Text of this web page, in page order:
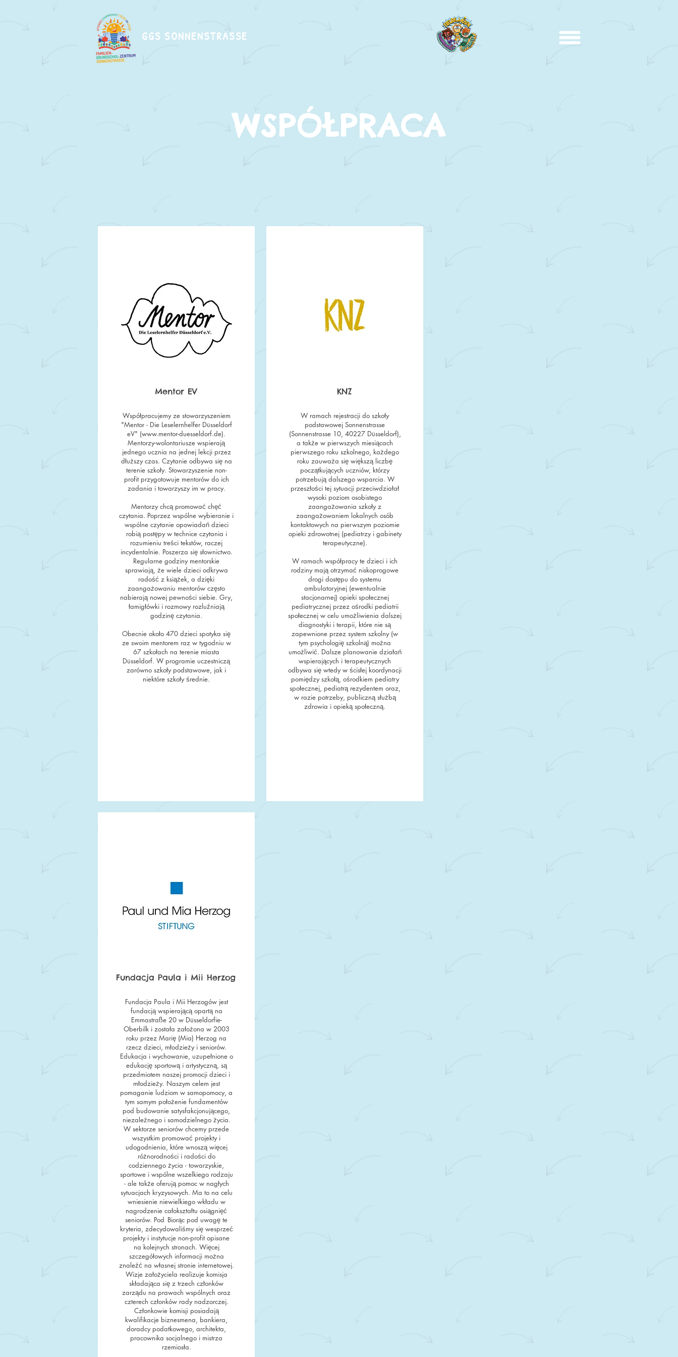
GGS SONNENSTRASSE
WSPÓŁPRACA
Mentor EV
Współpracujemy ze stowarzyszeniem
"Mentor - Die Leselernhelfer Düsseldorf
eV" (www.mentor-duesseldorf.de).
Mentorzy-wolontariusze wspierają
jednego ucznia na jednej lekcji przez
dłuższy czas. Czytanie odbywa się na
terenie szkoły. Stowarzyszenie non-
profit przygotowuje mentorów do ich
zadania i towarzyszy im w pracy.
Mentorzy chcą promować chęć
czytania. Poprzez wspólne wybieranie i
wspólne czytanie opowiadań dzieci
robią postępy w technice czytania i
rozumieniu treści tekstów, raczej
incydentalnie. Poszerza się słownictwo.
Regularne godziny mentorskie
sprawiają, że wiele dzieci odkrywa
radość z książek, a dzięki
zaangażowaniu mentorów często
nabierają nowej pewności siebie. Gry,
łamigłówki i rozmowy rozluźniają
godzinę czytania.
Obecnie około 470 dzieci spotyka się
ze swoim mentorem raz w tygodniu w
67 szkołach na terenie miasta
Düsseldorf. W programie uczestniczą
zarówno szkoły podstawowe, jak i
niektóre szkoły średnie.
KNZ
W ramach rejestracji do szkoły
podstawowej Sonnenstrasse
(Sonnenstrasse 10, 40227 Düsseldorf),
a także w pierwszych miesiącach
pierwszego roku szkolnego, każdego
roku zauważa się większą liczbę
początkujących uczniów, którzy
potrzebują dalszego wsparcia. W
przeszłości tej sytuacji przeciwdziałał
wysoki poziom osobistego
zaangażowania szkoły z
zaangażowaniem lokalnych osób
kontaktowych na pierwszym poziomie
opieki zdrowotnej (pediatrzy i gabinety
terapeutyczne).
W ramach współpracy te dzieci i ich
rodziny mają otrzymać niskoprogowe
drogi dostępu do systemu
ambulatoryjnej (ewentualnie
stacjonarnej) opieki społecznej
pediatrycznej przez ośrodki pediatrii
społecznej w celu umożliwienia dalszej
diagnostyki i terapii, które nie są
zapewnione przez system szkolny (w
tym psychologię szkolną) można
umożliwić. Dalsze planowanie działań
wspierających i terapeutycznych
odbywa się wtedy w ścisłej koordynacji
pomiędzy szkołą, ośrodkiem pediatry
społecznej, pediatrą rezydentem oraz,
w razie potrzeby, publiczną służbą
zdrowia i opieką społeczną.
Fundacja Paula i Mii Herzog
Fundacja Paula i Mii Herzogów jest
fundacją wspierającą opartą na
Emmastraße 20 w Düsseldorfie-
Oberbilk i została założona w 2003
roku przez Marię (Mia) Herzog na
rzecz dzieci, młodzieży i seniorów.
Edukacja i wychowanie, uzupełnione o
edukację sportową i artystyczną, są
przedmiotem naszej promocji dzieci i
młodzieży. Naszym celem jest
pomaganie ludziom w samopomocy, a
tym samym położenie fundamentów
pod budowanie satysfakcjonującego,
niezależnego i samodzielnego życia.
W sektorze seniorów chcemy przede
wszystkim promować projekty i
udogodnienia, które wnoszą więcej
różnorodności i radości do
codziennego życia - towarzyskie,
sportowe i wspólne wszelkiego rodzaju
- ale także oferują pomoc w nagłych
sytuacjach kryzysowych. Ma to na celu
wniesienie niewielkiego wkładu w
nagrodzenie całokształtu osiągnięć
seniorów. Pod Biorąc pod uwagę te
kryteria, zdecydowaliśmy się wesprzeć
projekty i instytucje non-profit opisane
na kolejnych stronach. Więcej
szczegółowych informacji można
znaleźć na własnej stronie internetowej.
Wizje założyciela realizuje komisja
składająca się z trzech członków
zarządu na prawach wspólnych oraz
czterech członków rady nadzorczej.
Członkowie komisji posiadają
kwalifikacje biznesmena, bankiera,
doradcy podatkowego, architekta,
pracownika socjalnego i mistrza
rzemiosła.